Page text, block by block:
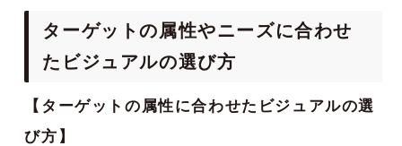
ターゲットの属性やニーズに合わせ
たビジュアルの選び方
【ターゲットの属性に合わせたビジュアルの選
び方】